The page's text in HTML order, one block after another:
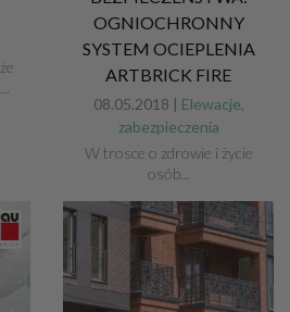
OGNIOCHRONNY
SYSTEM OCIEPLENIA
ARTBRICK FIRE
08.05.2018 | Elewacje,
zabezpieczenia
W trosce o zdrowie i życie
osób...